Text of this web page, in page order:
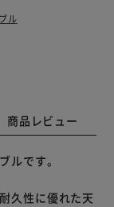
ル
商品レビュー
ルです。
久性に優れた天